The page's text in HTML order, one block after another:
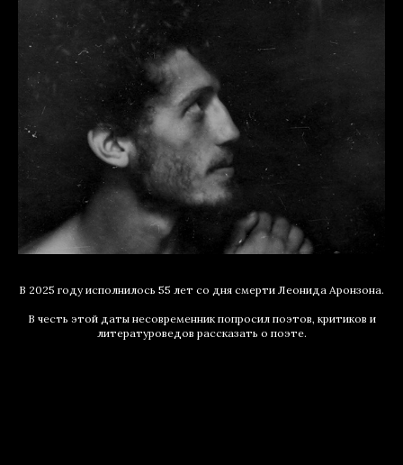
В 2025 году исполнилось 55 лет со дня смерти Леонида Аронзона.
В честь этой даты несовременник попросил поэтов, критиков и
литературоведов рассказать о поэте.